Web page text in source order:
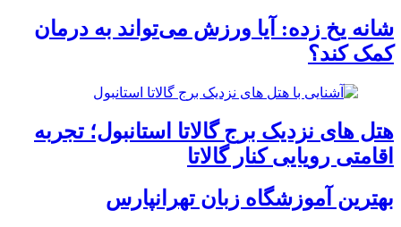
شانه یخ زده: آیا ورزش می‌تواند به درمان
کمک کند؟
هتل های نزدیک برج گالاتا استانبول؛ تجربه
اقامتی رویایی کنار گالاتا
بهترین آموزشگاه زبان تهرانپارس